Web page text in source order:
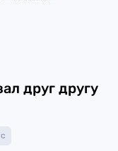
друг другу